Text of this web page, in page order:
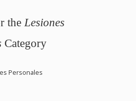
the Lesiones
Category
Personales